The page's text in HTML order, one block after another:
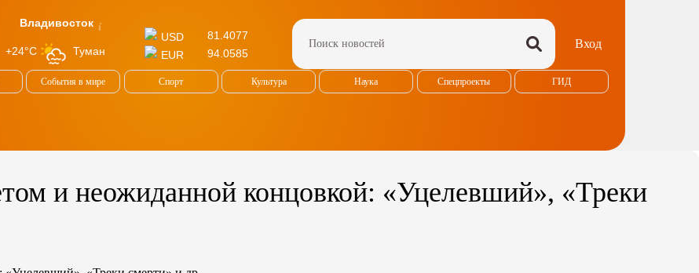
Владивосток
+24°C Туман
USD
81.4077
EUR
94.0585
Вход
События в мире Спорт Культура Наука Спецпроекты ГИД
и неожиданной концовкой: «Уцелевший», «Треки